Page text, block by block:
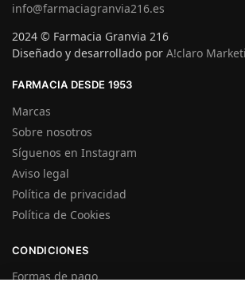
info@farmaciagranvia216.es
2024 © Farmacia Granvia 216
Diseñado y desarrollado por A!claro
FARMACIA DESDE 1953
Marcas
Sobre nosotros
Síguenos en Instagram
Aviso legal
Política de privacidad
Política de Cookies
CONDICIONES
Formas de pago